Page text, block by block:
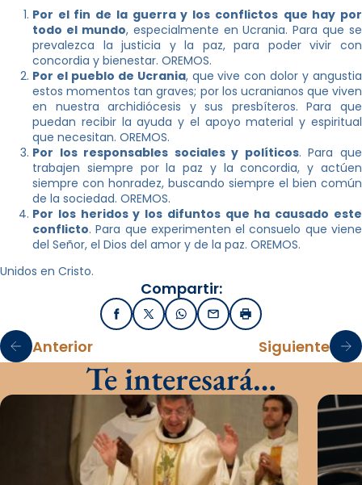
Por el fin de la guerra y los conflictos que hay por
todo el mundo, especialmente en Ucrania. Para que se
prevalezca la justicia y la paz, para poder vivir con
concordia y bienestar. OREMOS.
Por el pueblo de Ucrania, que vive con dolor y angustia
estos momentos tan graves; por los ucranianos que viven
en nuestra archidiócesis y sus presbíteros. Para que
puedan recibir la ayuda y el apoyo material y espiritual
que necesitan. OREMOS.
Por los responsables sociales y políticos. Para que
trabajen siempre por la paz y la concordia, y actúen
siempre con honradez, buscando siempre el bien común
de la sociedad. OREMOS.
Por los heridos y los difuntos que ha causado este
conflicto. Para que experimenten el consuelo que viene
del Señor, el Dios del amor y de la paz. OREMOS.
Unidos en Cristo.
Compartir:
FacebookX / TwitterWhatsApp
EmailImprimir
Anterior Siguiente
Te interesará…